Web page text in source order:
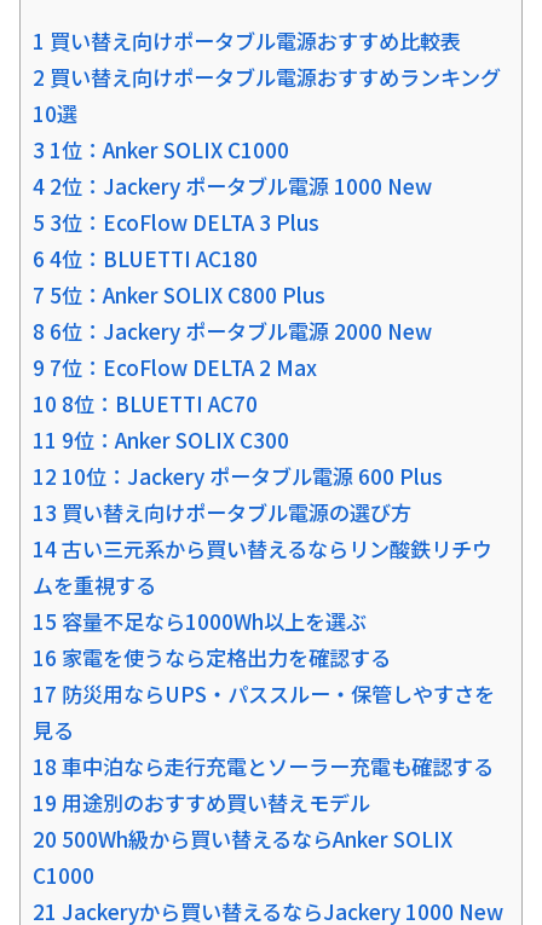
1 買い替え向けポータブル電源おすすめ比較表
2 買い替え向けポータブル電源おすすめランキング
10選
3 1位：Anker SOLIX C1000
4 2位：Jackery ポータブル電源 1000 New
5 3位：EcoFlow DELTA 3 Plus
6 4位：BLUETTI AC180
7 5位：Anker SOLIX C800 Plus
8 6位：Jackery ポータブル電源 2000 New
9 7位：EcoFlow DELTA 2 Max
10 8位：BLUETTI AC70
11 9位：Anker SOLIX C300
12 10位：Jackery ポータブル電源 600 Plus
13 買い替え向けポータブル電源の選び方
14 古い三元系から買い替えるならリン酸鉄リチウ
ムを重視する
15 容量不足なら1000Wh以上を選ぶ
16 家電を使うなら定格出力を確認する
17 防災用ならUPS・パススルー・保管しやすさを
見る
18 車中泊なら走行充電とソーラー充電も確認する
19 用途別のおすすめ買い替えモデル
20 500Wh級から買い替えるならAnker SOLIX
C1000
21 Jackeryから買い替えるならJackery 1000 New